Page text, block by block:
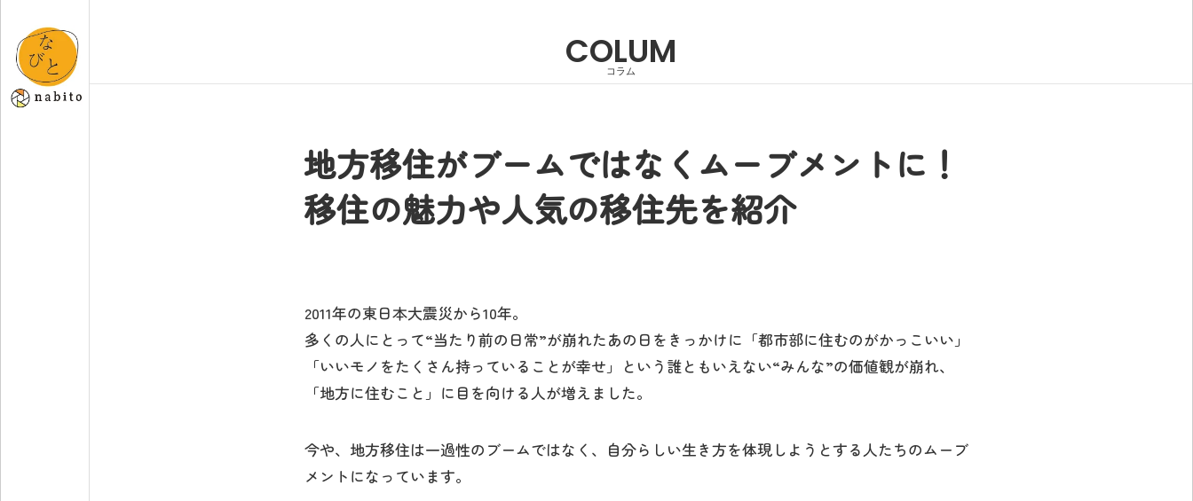
COLUM
コラム
地方移住がブームではなくムーブメントに！
移住の魅力や人気の移住先を紹介
2011年の東日本大震災から10年。
多くの人にとって“当たり前の日常”が崩れたあの日をきっかけに「都市部に住むのがかっこいい」
「いいモノをたくさん持っていることが幸せ」という誰ともいえない“みんな”の価値観が崩れ、
「地方に住むこと」に目を向ける人が増えました。
今や、地方移住は一過性のブームではなく、自分らしい生き方を体現しようとする人たちのムーブ
メントになっています。